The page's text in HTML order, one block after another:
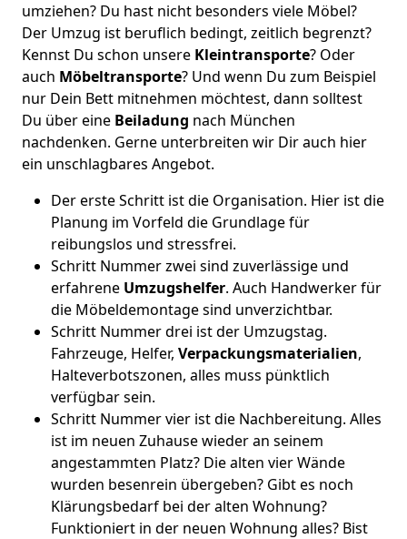
umziehen? Du hast nicht besonders viele Möbel?
Der Umzug ist beruflich bedingt, zeitlich begrenzt?
Kennst Du schon unsere Kleintransporte? Oder
auch Möbeltransporte? Und wenn Du zum Beispiel
nur Dein Bett mitnehmen möchtest, dann solltest
Du über eine Beiladung nach München
nachdenken. Gerne unterbreiten wir Dir auch hier
ein unschlagbares Angebot.
Der erste Schritt ist die Organisation. Hier ist die
Planung im Vorfeld die Grundlage für
reibungslos und stressfrei.
Schritt Nummer zwei sind zuverlässige und
erfahrene Umzugshelfer. Auch Handwerker für
die Möbeldemontage sind unverzichtbar.
Schritt Nummer drei ist der Umzugstag.
Fahrzeuge, Helfer, Verpackungsmaterialien,
Halteverbotszonen, alles muss pünktlich
verfügbar sein.
Schritt Nummer vier ist die Nachbereitung. Alles
ist im neuen Zuhause wieder an seinem
angestammten Platz? Die alten vier Wände
wurden besenrein übergeben? Gibt es noch
Klärungsbedarf bei der alten Wohnung?
Funktioniert in der neuen Wohnung alles? Bist